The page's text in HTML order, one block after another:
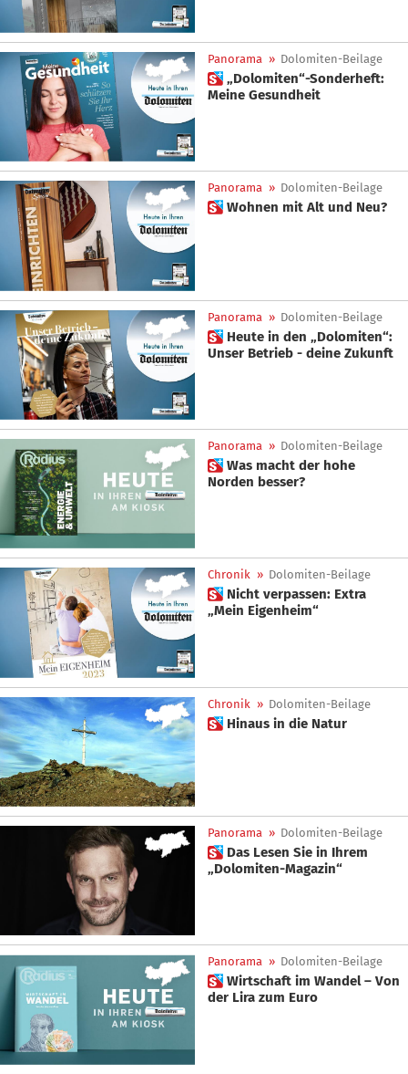
Panorama » Dolomiten-Beilage
 „Dolomiten“-Sonderheft:
Meine Gesundheit
Panorama » Dolomiten-Beilage
 Wohnen mit Alt und Neu?
Panorama » Dolomiten-Beilage
 Heute in den „Dolomiten“:
Unser Betrieb - deine Zukunft
Panorama » Dolomiten-Beilage
 Was macht der hohe
Norden besser?
Chronik » Dolomiten-Beilage
 Nicht verpassen: Extra
„Mein Eigenheim“
Chronik » Dolomiten-Beilage
 Hinaus in die Natur
Panorama » Dolomiten-Beilage
 Das Lesen Sie in Ihrem
„Dolomiten-Magazin“
Panorama » Dolomiten-Beilage
 Wirtschaft im Wandel – Von
der Lira zum Euro